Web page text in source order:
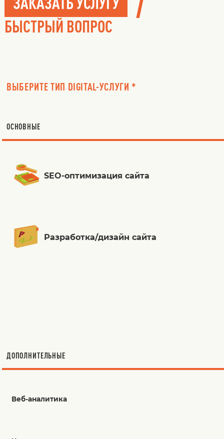
БЫСТРЫЙ ВОПРОС
ВЫБЕРИТЕ ТИП DIGITAL-УСЛУГИ *
ОСНОВНЫЕ
SEO-оптимизация сайта
Разработка/дизайн сайта
ДОПОЛНИТЕЛЬНЫЕ
Веб-аналитика